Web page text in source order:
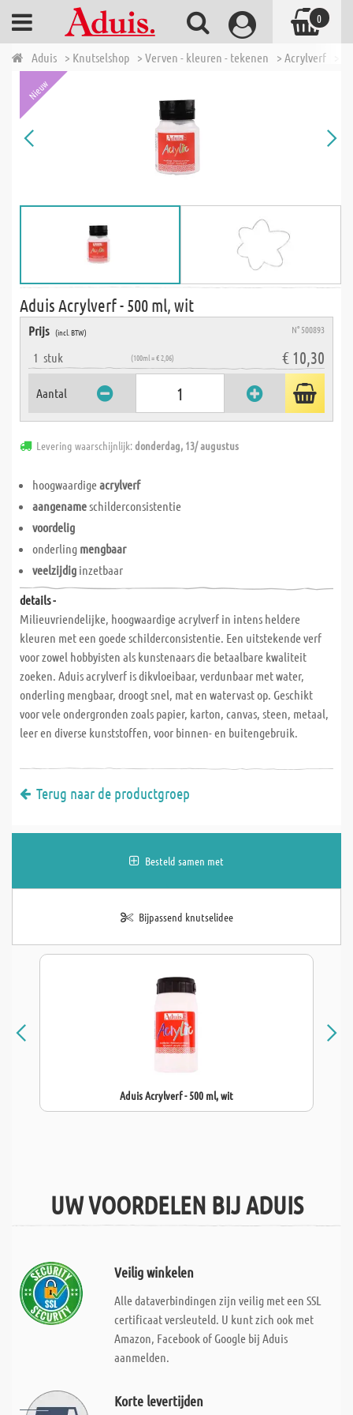
Aduis > Knutselshop > Verven - kleuren - tekenen > Acrylverf
Nieuw
Aduis Acrylverf - 500 ml, wit
Prijs (incl. BTW) N° 500893
1 stuk (100ml = € 2,06) € 10,30
Aantal
Levering waarschijnlijk:donderdag, 13/ augustus
hoogwaardigeacrylverf
aangenameschilderconsistentie
voordelig
onderling mengbaar
veelzijdig inzetbaar
details -
Milieuvriendelijke, hoogwaardige acrylverf in intens heldere
kleuren met een goede schilderconsistentie. Een uitstekende verf
voor zowel hobbyisten als kunstenaars die betaalbare kwaliteit
zoeken. Aduis acrylverf is dikvloeibaar, verdunbaar met water,
onderling mengbaar, droogt snel, mat en watervast op. Geschikt
voor vele ondergronden zoals papier, karton, canvas, steen, metaal,
leer en diverse kunststoffen, voor binnen- en buitengebruik.
Terug naar de productgroep
Besteld samen met
Bijpassend knutselidee
Aduis Acrylverf - 500 ml, wit
UW VOORDELEN BIJ ADUIS
Veilig winkelen
Alle dataverbindingen zijn veilig met een SSL
certificaat versleuteld. U kunt zich ook met
Amazon, Facebook of Google bij Aduis
aanmelden.
Korte levertijden
0